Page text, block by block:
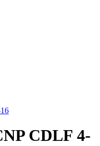
CDLF 4-